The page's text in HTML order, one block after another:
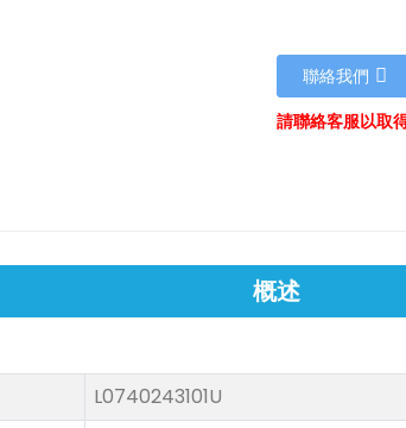
聯絡我們
請聯絡客服以取
概述
L0740243101U